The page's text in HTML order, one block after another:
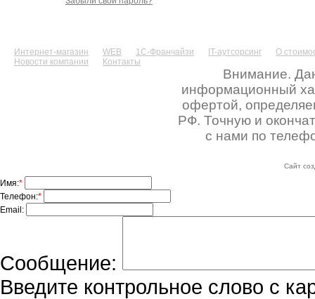
Интернет-магазин WEB 1С-Франчайзи IT-аутсорсинг
О
Новости компании
Контакты
Внимание.
информационный
офертой,
РФ. Точную и
с нами по
Сайт
Имя:*
Телефон:*
Email:
Сообщение:
Введите контрольное слово с